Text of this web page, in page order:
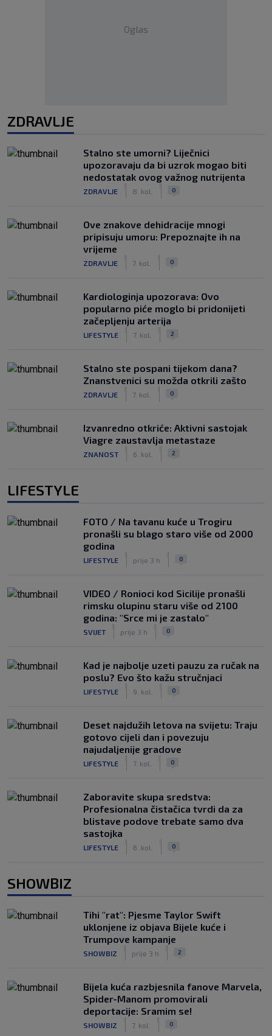
Oglas
ZDRAVLJE
Stalno ste umorni? Liječnici
upozoravaju da bi uzrok mogao biti
nedostatak ovog važnog nutrijenta
ZDRAVLJE 8. kol. 0
Ove znakove dehidracije mnogi
pripisuju umoru: Prepoznajte ih na
vrijeme
ZDRAVLJE 7. kol. 0
Kardiologinja upozorava: Ovo
popularno piće moglo bi pridonijeti
začepljenju arterija
LIFESTYLE 7. kol. 2
Stalno ste pospani tijekom dana?
Znanstvenici su možda otkrili zašto
ZDRAVLJE 7. kol. 0
Izvanredno otkriće: Aktivni sastojak
Viagre zaustavlja metastaze
ZNANOST 6. kol. 2
LIFESTYLE
FOTO / Na tavanu kuće u Trogiru
pronašli su blago staro više od 2000
godina
LIFESTYLE prije 3 h 0
VIDEO / Ronioci kod Sicilije pronašli
rimsku olupinu staru više od 2100
godina: "Srce mi je zastalo"
SVIJET prije 3 h 0
Kad je najbolje uzeti pauzu za ručak na
poslu? Evo što kažu stručnjaci
LIFESTYLE 9. kol. 0
Deset najdužih letova na svijetu: Traju
gotovo cijeli dan i povezuju
najudaljenije gradove
LIFESTYLE 7. kol. 0
Zaboravite skupa sredstva:
Profesionalna čistačica tvrdi da za
blistave podove trebate samo dva
sastojka
LIFESTYLE 6. kol. 0
SHOWBIZ
Tihi "rat": Pjesme Taylor Swift
uklonjene iz objava Bijele kuće i
Trumpove kampanje
SHOWBIZ prije 3 h 2
Bijela kuća razbjesnila fanove Marvela,
Spider-Manom promovirali
deportacije: Sramim se!
SHOWBIZ 7. kol. 0